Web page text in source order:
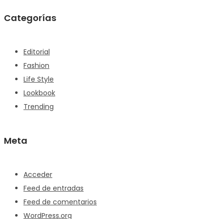
Categorías
Editorial
Fashion
Life Style
Lookbook
Trending
Meta
Acceder
Feed de entradas
Feed de comentarios
WordPress.org